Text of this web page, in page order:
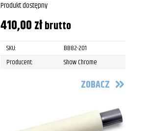
Produkt dostępny
410,00złbrutto
SKU:
BB82-201
Producent:
Show Chrome
ZOBACZ